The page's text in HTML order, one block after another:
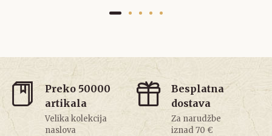
Preko 50000
artikala
Velika kolekcija
naslova
Besplatna
dostava
Za narudžbe
iznad 70 €